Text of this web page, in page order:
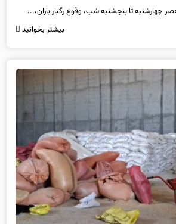
چهارشنبه تا پنجشنبه شب، وقوع رگبار باران،...
بیشتر بخوانید